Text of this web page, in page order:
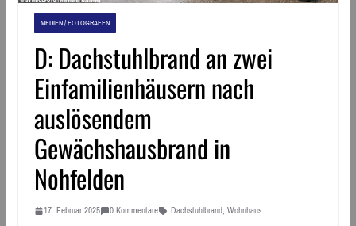
MEDIEN / FOTOGRAFEN
D: Dachstuhlbrand an zwei
Einfamilienhäusern nach
auslösendem
Gewächshausbrand in
Nohfelden
17. Februar 2025 0 Kommentare Dachstuhlbrand, Wohnhaus